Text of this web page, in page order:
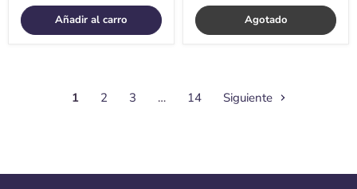
Añadir al carro Agotado
1 2 3 … 14 Siguiente